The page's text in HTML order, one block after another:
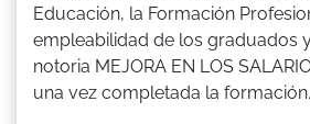
Educación, la Formación
empleabilidad de los graduados
notoria MEJORA EN LOS
una vez completada la formación.